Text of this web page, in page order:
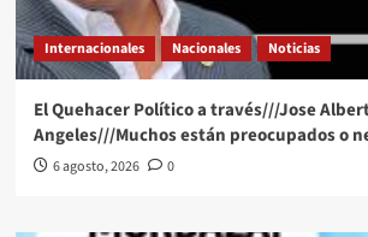
Internacionales Nacionales Noticias
El Quehacer Político a través///Jose
Angeles///Muchos están preocupados o
6 agosto, 2026 0